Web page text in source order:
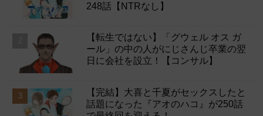
248話【NTRなし】
【転生ではない】「グウェル オス ガ
ール」の中の人がにじさんじ卒業の翌
日に会社を設立！【コンサル】
【完結】大喜と千夏がセックスしたと
話題になった『アオのハコ』が250話